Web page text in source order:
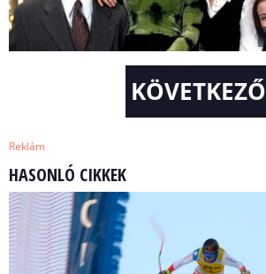
KÖVETKEZŐ
Reklám
HASONLÓ CIKKEK